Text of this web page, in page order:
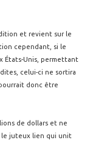
et revient sur le
cependant, si le
États-Unis, permettant
celui-ci ne sortira
donc être
de dollars et ne
le juteux lien qui unit